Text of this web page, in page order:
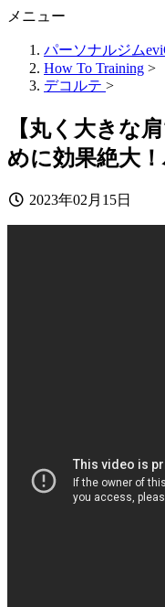
メニュー
パーソナルジム
How To Training >
デコルテ >
【丸く大きな
めに効果絶大
2023年02月15日